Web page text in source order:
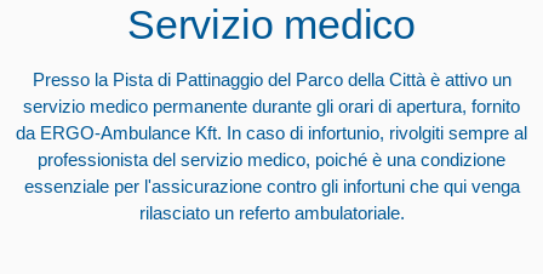
Servizio medico
Presso la Pista di Pattinaggio del Parco della Città è attivo un
servizio medico permanente durante gli orari di apertura, fornito
da ERGO-Ambulance Kft. In caso di infortunio, rivolgiti sempre al
professionista del servizio medico, poiché è una condizione
essenziale per l'assicurazione contro gli infortuni che qui venga
rilasciato un referto ambulatoriale.